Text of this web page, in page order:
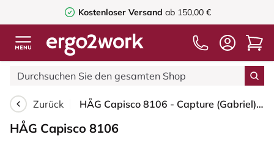
Kostenloser Versand ab 150,00 €
Zurück HÅG Capisco 8106 - Capture (Gabriel) - Wolle / Polyamid - CPT5103 - Light beige - Moss Grey - 265 mm (Sitzhöhe 53-79cm) - Weiche Rollen für harte Böden
HÅG Capisco 8106